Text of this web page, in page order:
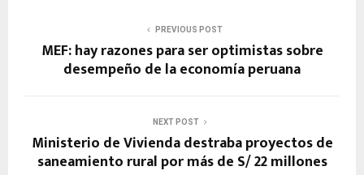
PREVIOUS POST
MEF: hay razones para ser optimistas sobre
desempeño de la economía peruana
NEXT POST
Ministerio de Vivienda destraba proyectos de
saneamiento rural por más de S/ 22 millones